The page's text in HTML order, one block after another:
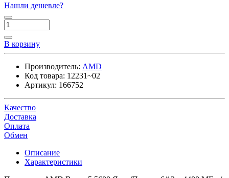
Нашли дешевле?
В корзину
Производитель: AMD
Код товара: 12231~02
Артикул: 166752
Качество
Доставка
Оплата
Обмен
Описание
Характеристики